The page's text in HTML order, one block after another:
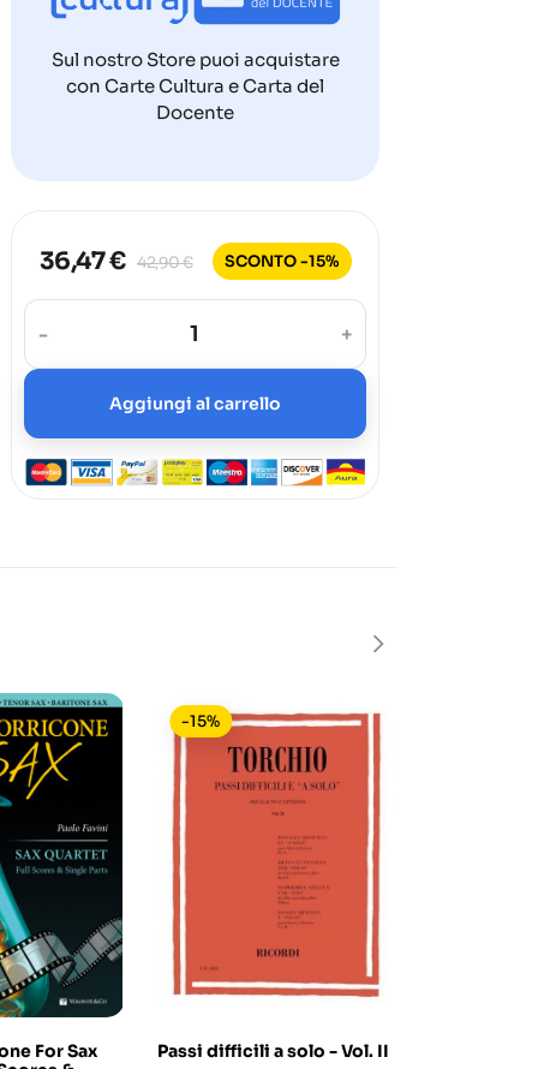
Sul nostro Store puoi acquistare
con Carte Cultura e Carta del
Docente
36,47 € 42,90 € SCONTO -15%
- +
Aggiungi al carrello
For Sax
Passi difficili a solo - Vol. II
-15%